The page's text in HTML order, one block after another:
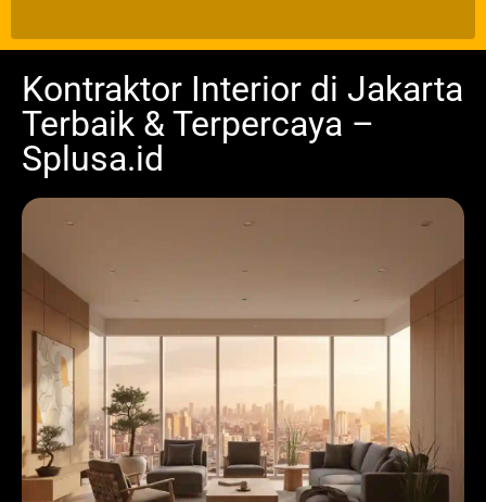
Kontraktor Interior di Jakarta
Terbaik & Terpercaya –
Splusa.id